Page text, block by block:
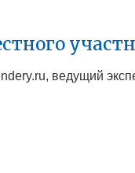
ведущий